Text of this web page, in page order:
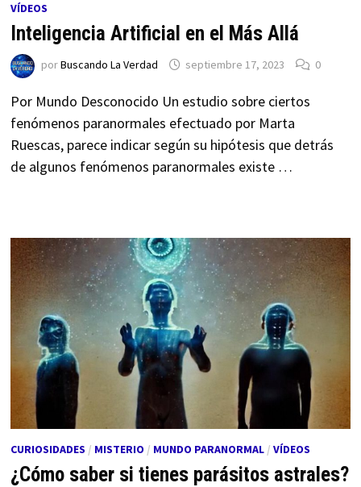
VÍDEOS
Inteligencia Artificial en el Más Allá
porBuscando La Verdad septiembre 17, 2023 0
Por Mundo Desconocido Un estudio sobre ciertos
fenómenos paranormales efectuado por Marta
Ruescas, parece indicar según su hipótesis que detrás
de algunos fenómenos paranormales existe …
CURIOSIDADES / MISTERIO / MUNDO PARANORMAL/ VÍDEOS
¿Cómo saber si tienes parásitos astrales?